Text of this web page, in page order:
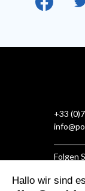
+33
Folgen